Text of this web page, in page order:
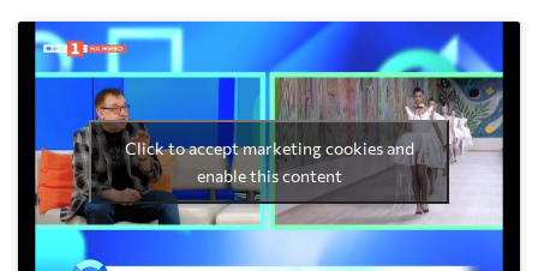
Click to accept marketing cookies and
enable this content